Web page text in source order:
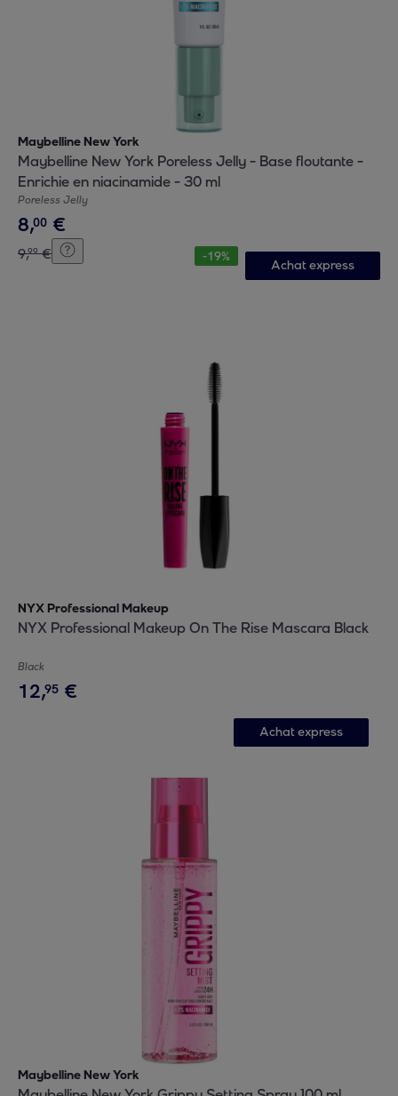
Maybelline New York
Maybelline New York Poreless Jelly - Base floutante -
Enrichie en niacinamide - 30 ml
Poreless Jelly
8,00 €
9,99 € -19%
Achat express
NYX Professional Makeup
NYX Professional Makeup On The Rise Mascara Black
Black
12,95 €
Achat express
Maybelline New York